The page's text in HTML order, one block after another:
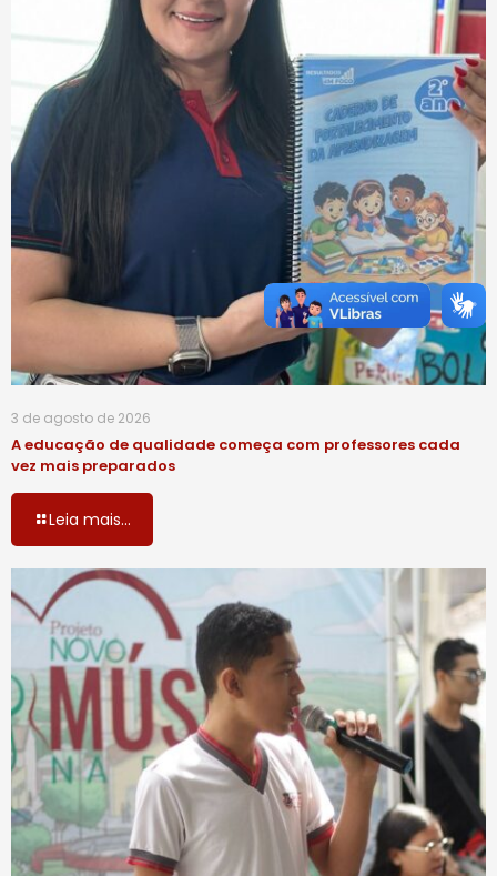
3 de agosto de 2026
A educação de qualidade começa com professores cada
vez mais preparados
Leia mais...